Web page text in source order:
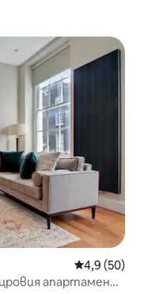
Средна
4,9 (50)
апартамент